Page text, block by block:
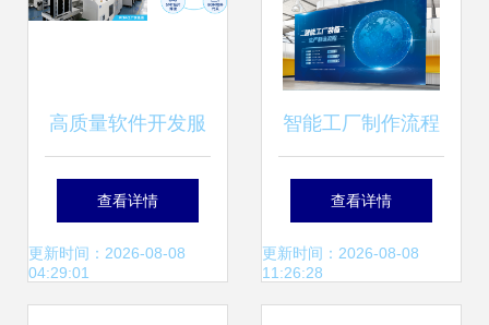
高质量软件开发服
务 赋能数字化转型
的得力助手
查看详情
更新时间：2026-08-08
04:29:01
智能工厂制作流程
图设计解析 科技风
蓝色渐变矢量模板
查看详情
更新时间：2026-08-08
11:26:28